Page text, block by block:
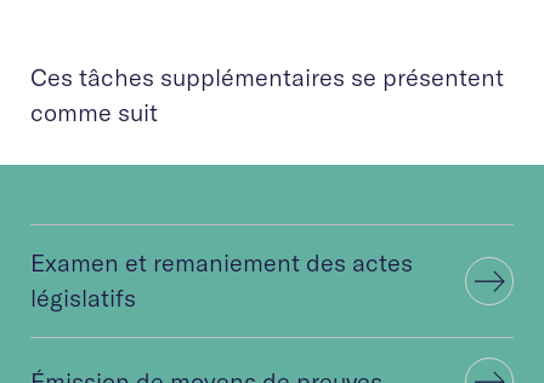
Ces tâches supplémentaires se présentent
comme suit
Examen et remaniement des actes
législatifs